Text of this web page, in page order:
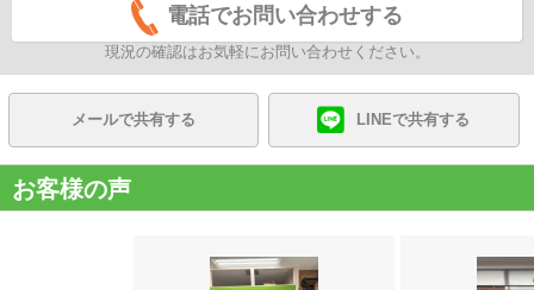
電話でお問い合わせする
現況の確認はお気軽にお問い合わせください。
メールで共有する LINEで共有する
お客様の声